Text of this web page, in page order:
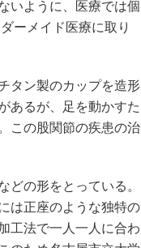
いように、医療では個
ーメイド医療に取り
タン製のカップを造形
あるが、足を動かすた
この股関節の疾患の治
の形をとっている。
は正座のような独特の
工法で一人一人に合わ